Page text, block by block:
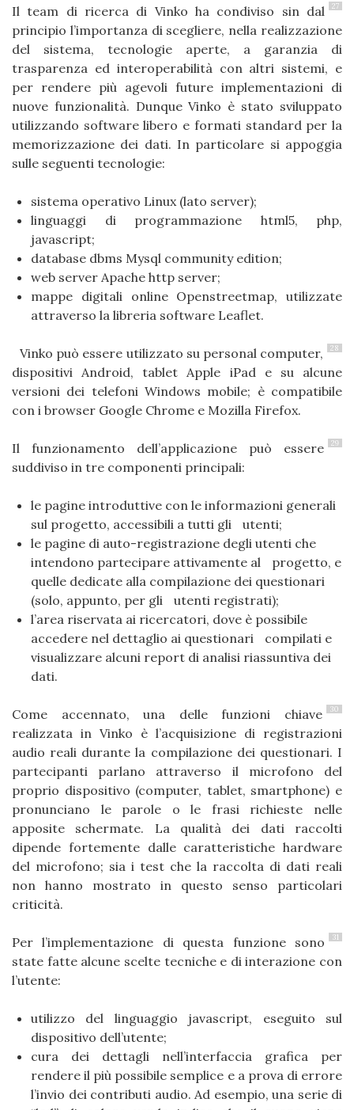
27
Il team di ricerca di Vinko ha condiviso sin dal
principio l’importanza di scegliere, nella realizzazione
del sistema, tecnologie aperte, a garanzia di
trasparenza ed interoperabilità con altri sistemi, e
per rendere più agevoli future implementazioni di
nuove funzionalità. Dunque Vinko è stato sviluppato
utilizzando software libero e formati standard per la
memorizzazione dei dati. In particolare si appoggia
sulle seguenti tecnologie:
sistema operativo Linux (lato server);
linguaggi di programmazione html5, php,
javascript;
database dbms Mysql community edition;
web server Apache http server;
mappe digitali online Openstreetmap, utilizzate
attraverso la libreria software Leaflet.
28
Vinko può essere utilizzato su personal computer,
dispositivi Android, tablet Apple iPad e su alcune
versioni dei telefoni Windows mobile; è compatibile
con i browser Google Chrome e Mozilla Firefox.
29
Il funzionamento dell’applicazione può essere
suddiviso in tre componenti principali:
le pagine introduttive con le informazioni generali
sul progetto, accessibili a tutti gli utenti;
le pagine di auto-registrazione degli utenti che
intendono partecipare attivamente al progetto, e
quelle dedicate alla compilazione dei questionari
(solo, appunto, per gli utenti registrati);
l’area riservata ai ricercatori, dove è possibile
accedere nel dettaglio ai questionari compilati e
visualizzare alcuni report di analisi riassuntiva dei
dati.
30
Come accennato, una delle funzioni chiave
realizzata in Vinko è l’acquisizione di registrazioni
audio reali durante la compilazione dei questionari. I
partecipanti parlano attraverso il microfono del
proprio dispositivo (computer, tablet, smartphone) e
pronunciano le parole o le frasi richieste nelle
apposite schermate. La qualità dei dati raccolti
dipende fortemente dalle caratteristiche hardware
del microfono; sia i test che la raccolta di dati reali
non hanno mostrato in questo senso particolari
criticità.
31
Per l’implementazione di questa funzione sono
state fatte alcune scelte tecniche e di interazione con
l’utente:
utilizzo del linguaggio javascript, eseguito sul
dispositivo dell’utente;
cura dei dettagli nell’interfaccia grafica per
rendere il più possibile semplice e a prova di errore
l’invio dei contributi audio. Ad esempio, una serie di